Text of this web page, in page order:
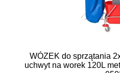
WÓZEK do sprzątania
uchwyt na worek 120L